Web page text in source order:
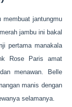
membuat jantungmu
jambu ini bakal
pertama manakala
Rose Paris amat
menawan. Belle
manis dengan
selamanya.